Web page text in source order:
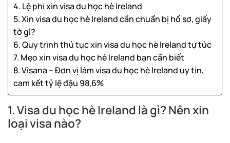
4. Lệ phí xin visa du học hè Ireland
5. Xin visa du học hè Ireland cần chuẩn bị hồ sơ, giấy
tờ gì?
6. Quy trình thủ tục xin visa du học hè Ireland tự túc
7. Mẹo xin visa du học hè Ireland bạn cần biết
8. Visana – Đơn vị làm visa du học hè Ireland uy tín,
cam kết tỷ lệ đậu 98,6%
1. Visa du học hè Ireland là gì? Nên xin
loại visa nào?